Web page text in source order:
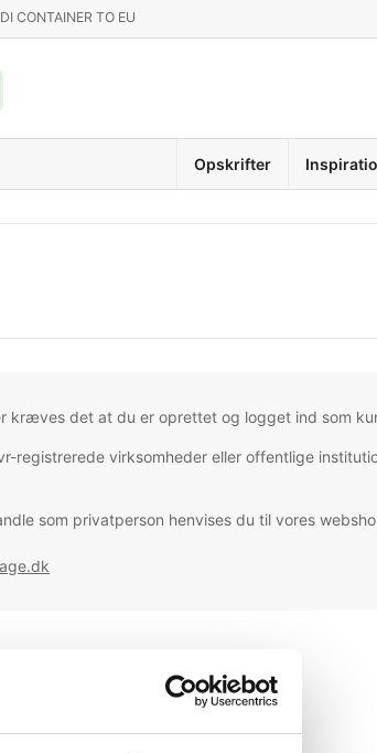
CONTAINER TO EU
Opskrifter
kræves det at du er oprettet og logget ind som
registrerede virksomheder eller offentlige
som privatperson henvises du til vores